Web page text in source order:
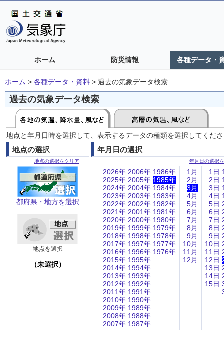
ホーム 防災情報 各種データ・
ホーム > 各種データ・資料 > 過去の気象データ検索
過去の気象データ検索
地点と年月日時を選択して、表示するデータの種類を選択してくだ
地点の選択
地点の選択をクリア
都府県・地方を選択
地点を選択
（未選択）
年月日の選択
年月日の選択
2026年
2025年
2024年
2023年
2022年
2021年
2020年
2019年
2018年
2017年
2016年
2015年
2014年
2013年
2012年
2011年
2010年
2009年
2008年
2007年
2006年
2005年
2004年
2003年
2002年
2001年
2000年
1999年
1998年
1997年
1996年
1995年
1994年
1993年
1992年
1991年
1990年
1989年
1988年
1987年
1986年
1985年
1984年
1983年
1982年
1981年
1980年
1979年
1978年
1977年
1976年
1月
2月
3月
4月
5月
6月
7月
8月
9月
10月
11月
12月
1日
2日
3日
4日
5日
6日
7日
8日
9日
10日
11日
12日
13日
14日
15日